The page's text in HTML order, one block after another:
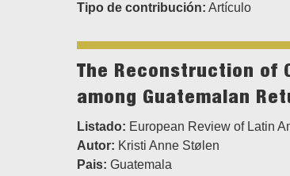
Tipo de contribución: Artículo
The Reconstruction of
among Guatemalan
Listado: European Review of Latin
Autor: Kristi Anne Stølen
Pais: Guatemala